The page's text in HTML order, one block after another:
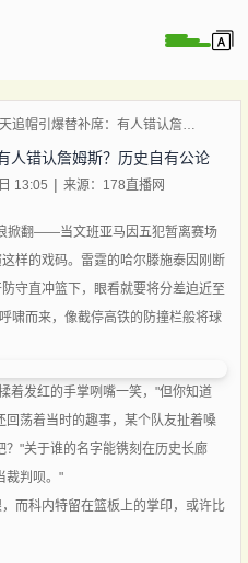
科内特惊天追帽引爆替补席：有人错认詹姆斯？历史自有公论
人错认詹姆斯？历史自有公论
13:05 来源：178直播网
翻——当文班亚马因五犯暂离赛场
样的戏码。雷霆的哈尔滕施泰因刚断
守直冲篮下，眼看就要将分差迫近至
啸而来，像截停高铁的防撞栏般将球
发红的手掌咧嘴一笑，"但你知道
荡着当时的趣事，某个队友扯着嗓
"关于谁的名字能镌刻在历史长廊
裁判呗。"
科内特留在篮板上的掌印，或许比